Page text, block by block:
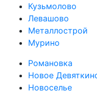
Кузьмолово
Левашово
Металлострой
Мурино
Романовка
Новое
Новоселье